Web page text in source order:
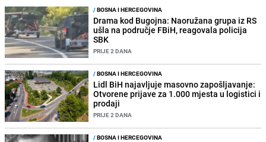
/BOSNA I HERCEGOVINA
Drama kod Bugojna: Naoružana grupa iz RS
ušla na područje FBiH, reagovala policija
SBK
PRIJE 2 DANA
/BOSNA I HERCEGOVINA
Lidl BiH najavljuje masovno zapošljavanje:
Otvorene prijave za 1.000 mjesta u logistici i
prodaji
PRIJE 2 DANA
/BOSNA I HERCEGOVINA